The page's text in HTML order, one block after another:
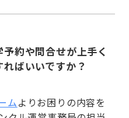
約や問合せが上手く
ばいいですか？
ムよりお困りの内容を